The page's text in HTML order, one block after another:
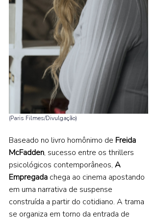
(Paris Filmes/Divulgação)
Baseado no livro homônimo de Freida
McFadden, sucesso entre os thrillers
psicológicos contemporâneos, A
Empregada chega ao cinema apostando
em uma narrativa de suspense
construída a partir do cotidiano. A trama
se organiza em torno da entrada de